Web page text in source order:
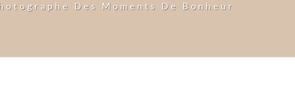
Des Moments De Bonheur